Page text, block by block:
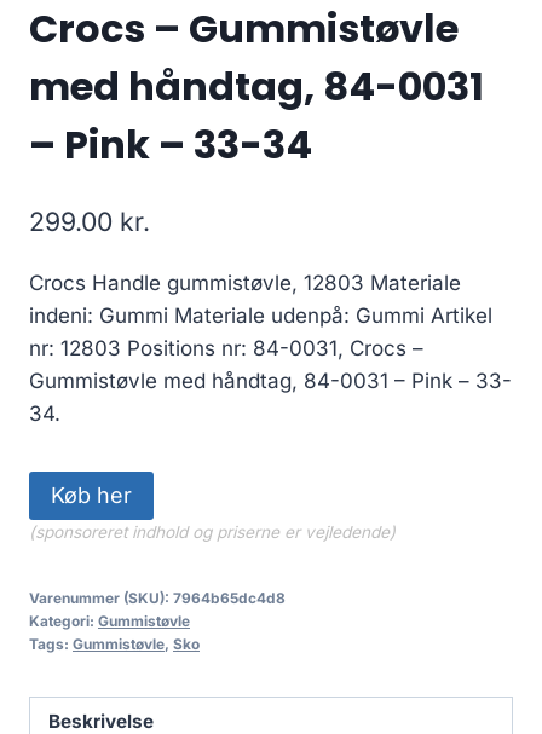
Crocs – Gummistøvle
med håndtag, 84-0031
– Pink – 33-34
299.00 kr.
Crocs Handle gummistøvle, 12803 Materiale
indeni: Gummi Materiale udenpå: Gummi Artikel
nr: 12803 Positions nr: 84-0031, Crocs –
Gummistøvle med håndtag, 84-0031 – Pink – 33-
34.
Køb her
(sponsoreret indhold og priserne er vejledende)
Varenummer (SKU): 7964b65dc4d8
Kategori: Gummistøvle
Tags: Gummistøvle, Sko
Beskrivelse